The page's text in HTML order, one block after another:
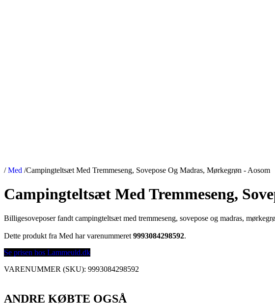
/ Med /Campingteltsæt Med Tremmeseng, Sovepose Og Madras, Mørkegrøn - Aosom
Campingteltsæt Med Tremmeseng,
Billigesoveposer fandt campingteltsæt med tremmeseng, sovepose og madras,
Dette produkt fra Med har varenummeret 9993084298592.
Se prisen hos Lammeuld.dk
VARENUMMER (SKU): 9993084298592
ANDRE KØBTE OGSÅ